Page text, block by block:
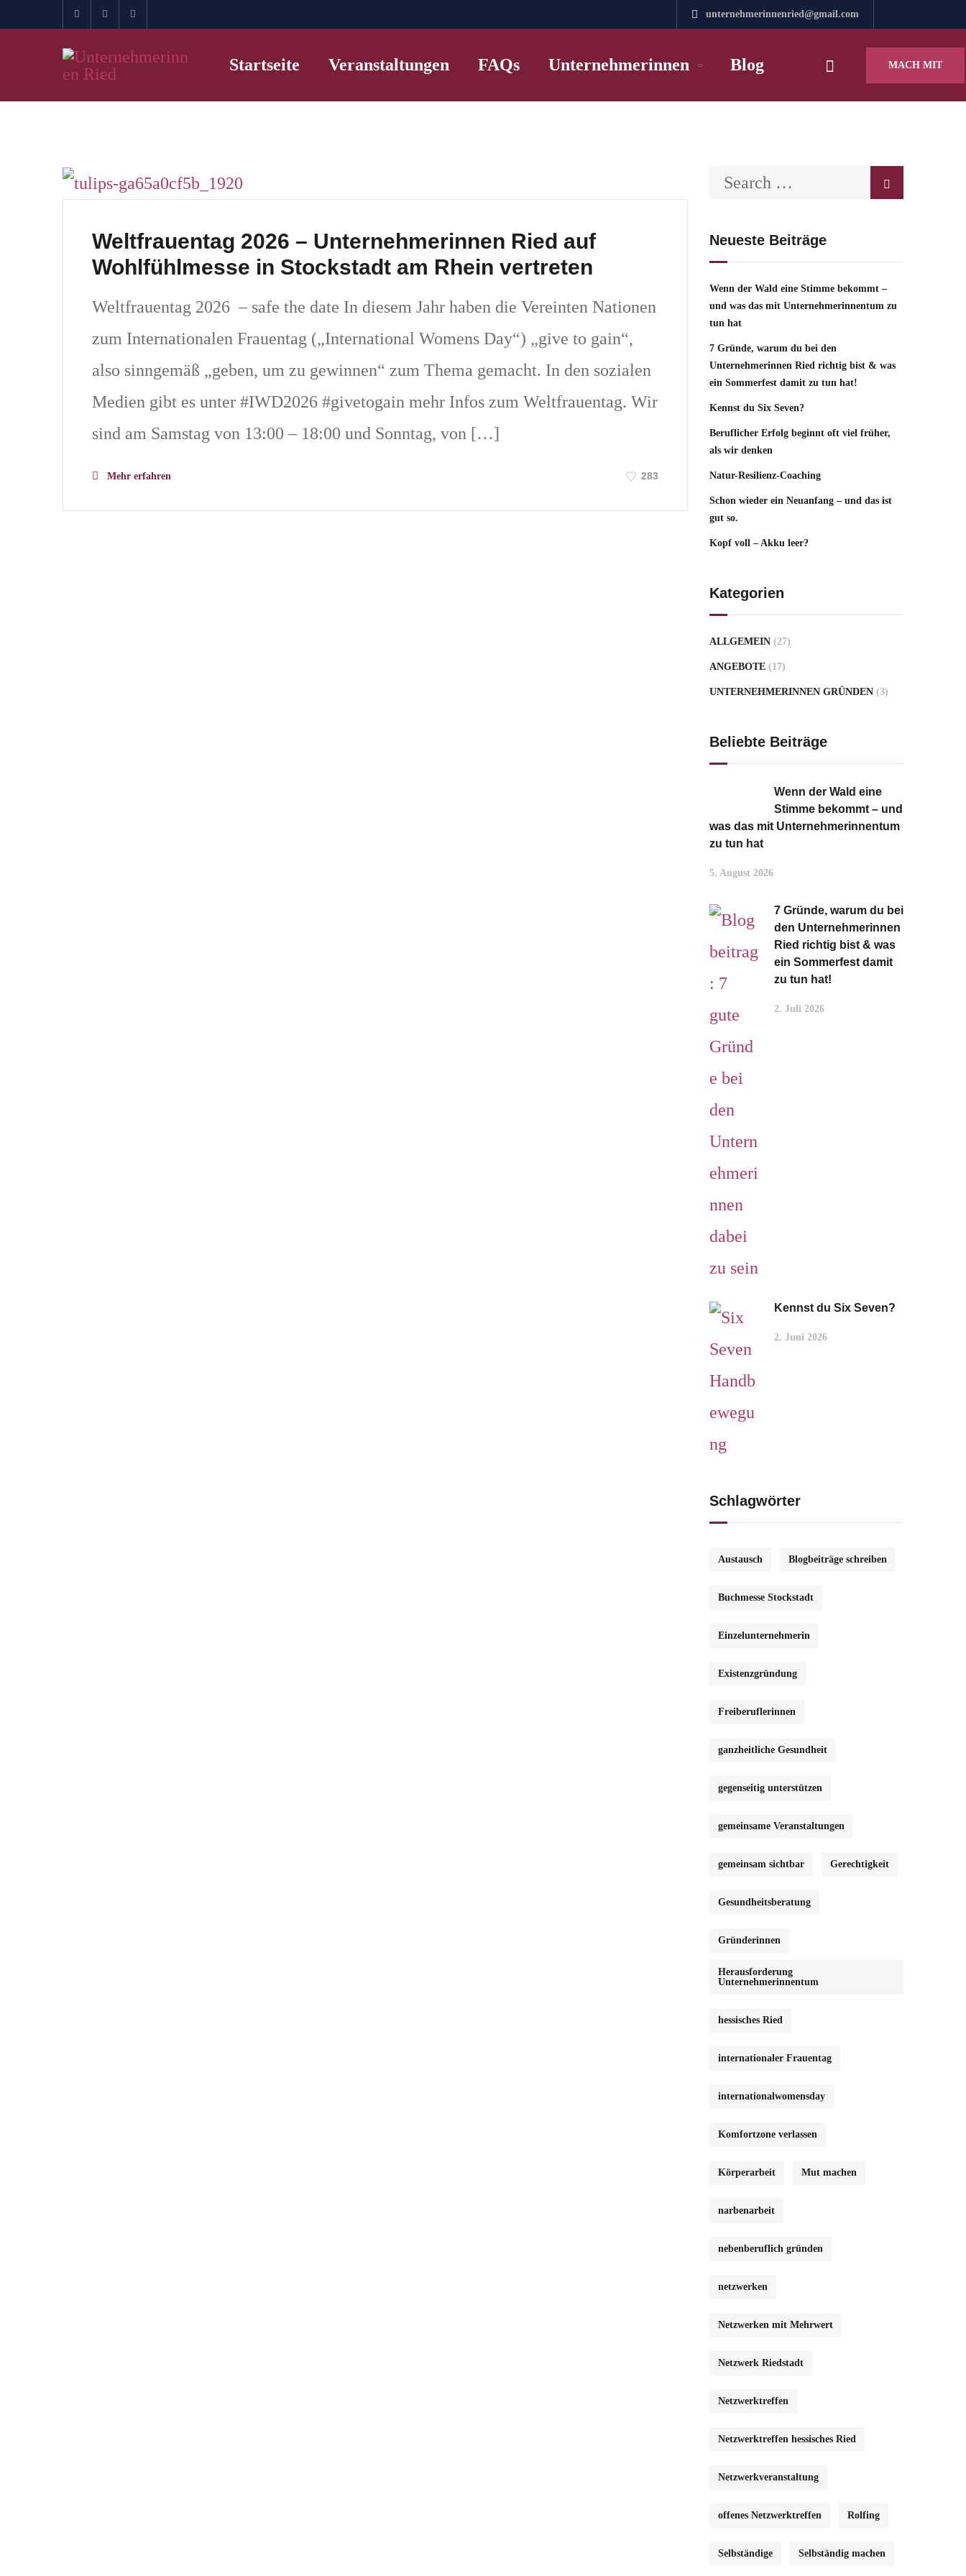
unternehmerinnenried@gmail.com
Startseite Veranstaltungen FAQs Unternehmerinnen Blog MACH MIT
Weltfrauentag 2026 – Unternehmerinnen Ried auf
Wohlfühlmesse in Stockstadt am Rhein vertreten
Weltfrauentag 2026 – safe the date In diesem Jahr haben die Vereinten Nationen
zum Internationalen Frauentag („International Womens Day“) „give to gain“,
also sinngemäß „geben, um zu gewinnen“ zum Thema gemacht. In den sozialen
Medien gibt es unter #IWD2026 #givetogain mehr Infos zum Weltfrauentag. Wir
sind am Samstag von 13:00 – 18:00 und Sonntag, von […]
Mehr erfahren 283
Neueste Beiträge
Wenn der Wald eine Stimme bekommt –
und was das mit Unternehmerinnentum zu
tun hat
7 Gründe, warum du bei den
Unternehmerinnen Ried richtig bist & was
ein Sommerfest damit zu tun hat!
Kennst du Six Seven?
Beruflicher Erfolg beginnt oft viel früher,
als wir denken
Natur-Resilienz-Coaching
Schon wieder ein Neuanfang – und das ist
gut so.
Kopf voll – Akku leer?
Kategorien
ALLGEMEIN (27)
ANGEBOTE (17)
UNTERNEHMERINNEN GRÜNDEN (3)
Beliebte Beiträge
Wenn der Wald eine
Stimme bekommt – und
was das mit Unternehmerinnentum
zu tun hat
5. August 2026
7 Gründe, warum du bei
den Unternehmerinnen
Ried richtig bist & was
ein Sommerfest damit
zu tun hat!
2. Juli 2026
Kennst du Six Seven?
2. Juni 2026
Schlagwörter
Austausch Blogbeiträge schreiben
Buchmesse Stockstadt
Einzelunternehmerin
Existenzgründung
Freiberuflerinnen
ganzheitliche Gesundheit
gegenseitig unterstützen
gemeinsame Veranstaltungen
gemeinsam sichtbar Gerechtigkeit
Gesundheitsberatung
Gründerinnen
Herausforderung
Unternehmerinnentum
hessisches Ried
internationaler Frauentag
internationalwomensday
Komfortzone verlassen
Körperarbeit Mut machen
narbenarbeit
nebenberuflich gründen
netzwerken
Netzwerken mit Mehrwert
Netzwerk Riedstadt
Netzwerktreffen
Netzwerktreffen hessisches Ried
Netzwerkveranstaltung
offenes Netzwerktreffen Rolfing
Selbständige Selbständig machen